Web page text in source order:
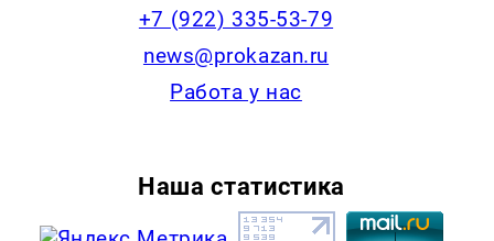
+7 (922) 335-53-79
news@prokazan.ru
Работа у нас
Наша статистика